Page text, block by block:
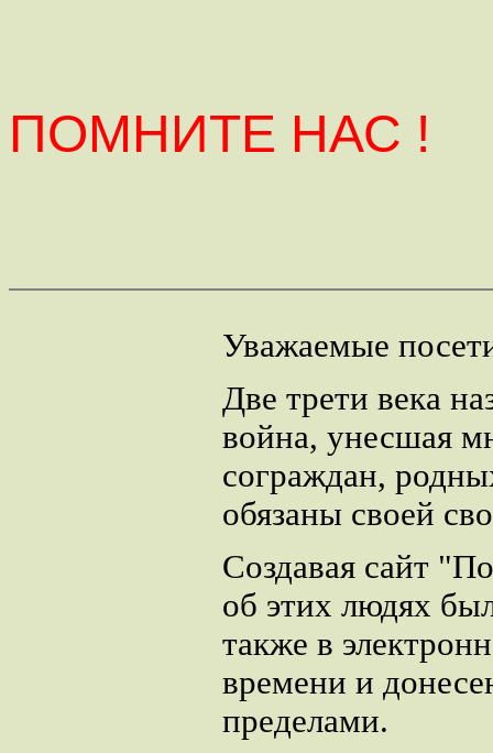
ПОМНИТЕ НАС !
Уважаемые
Две трети века
война, унесшая
сограждан,
обязаны своей
Создавая сайт
об этих людях
также в
времени и
пределами.